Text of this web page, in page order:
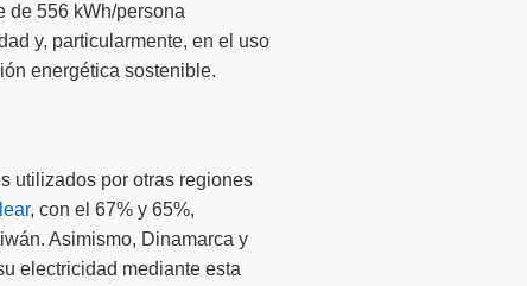
de 556 kWh/persona
y, particularmente, en el uso
energética sostenible.
utilizados por otras regiones
, con el 67% y 65%,
Asimismo, Dinamarca y
electricidad mediante esta